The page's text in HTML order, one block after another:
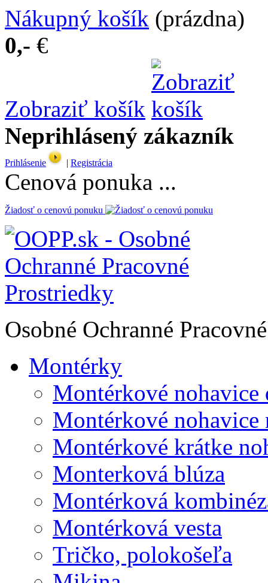
Nákupný košík (prázdna)
0,- €
Zobraziť košík
Neprihlásený zákazník
Prihlásenie | Registrácia
Cenová ponuka ...
Žiadosť o cenovú ponuku
Osobné Ochranné
Montérky
Montérkové nohavice
Montérkové nohavice
Montérkové krátke
Monterková blúza
Montérková
Montérková vesta
Tričko, polokošeľa